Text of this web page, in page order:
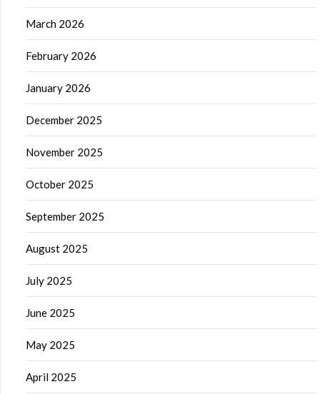
March 2026
February 2026
January 2026
December 2025
November 2025
October 2025
September 2025
August 2025
July 2025
June 2025
May 2025
April 2025